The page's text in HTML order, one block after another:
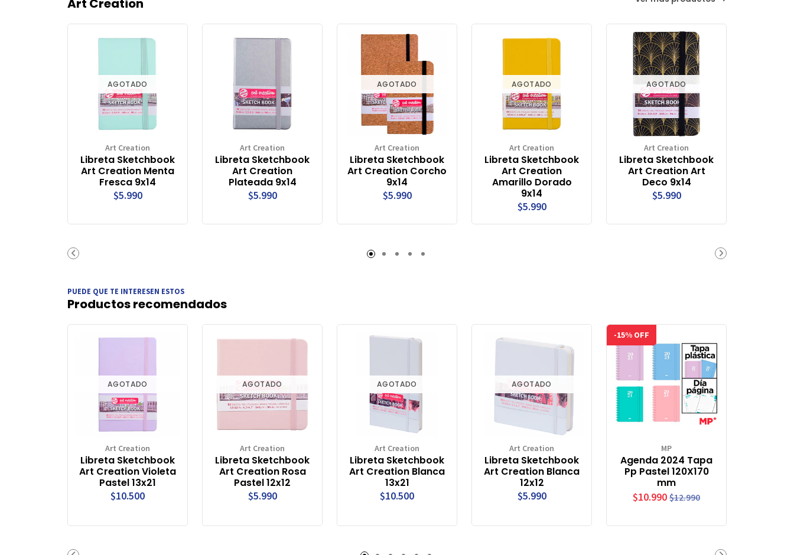
Art Creation
AGOTADO
Art Creation
Libreta Sketchbook
Art Creation Menta
Fresca 9x14
$5.990
Art Creation
Libreta Sketchbook
Art Creation
Plateada 9x14
$5.990
AGOTADO
Art Creation
Libreta Sketchbook
Art Creation Corcho
9x14
$5.990
AGOTADO
Art Creation
Libreta Sketchbook
Art Creation
Amarillo Dorado
9x14
$5.990
AGOTADO
Art Creation
Libreta Sketchbook
Art Creation Art
Deco 9x14
$5.990
PUEDE QUE TE INTERESEN ESTOS
Productos recomendados
AGOTADO
Art Creation
Libreta Sketchbook
Art Creation Violeta
Pastel 13x21
$10.500
AGOTADO
Art Creation
Libreta Sketchbook
Art Creation Rosa
Pastel 12x12
$5.990
AGOTADO
Art Creation
Libreta Sketchbook
Art Creation Blanca
13x21
$10.500
AGOTADO
Art Creation
Libreta Sketchbook
Art Creation Blanca
12x12
$5.990
-15% OFF
MP
Agenda 2024 Tapa
Pp Pastel 120X170
mm
$10.990 $12.990